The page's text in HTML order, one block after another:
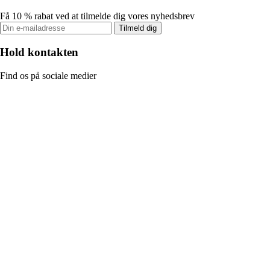
Få 10 % rabat ved at tilmelde dig vores nyhedsbrev
Tilmeld dig
Hold kontakten
Find os på sociale medier